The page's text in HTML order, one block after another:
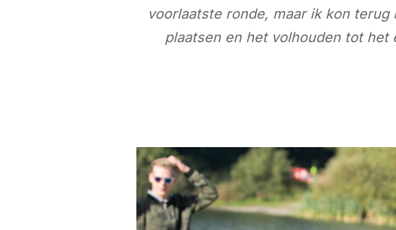
voorlaatste ronde, maar ik kon
plaatsen en het volhouden tot het